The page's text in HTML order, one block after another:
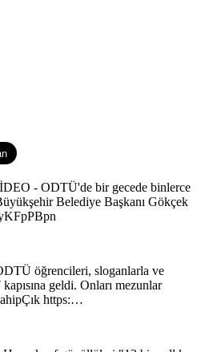
- ODTÜ'de bir gecede binlerce
Belediye Başkanı Gökçek
öğrencileri, sloganlarla ve
geldi. Onları mezunlar
https:…